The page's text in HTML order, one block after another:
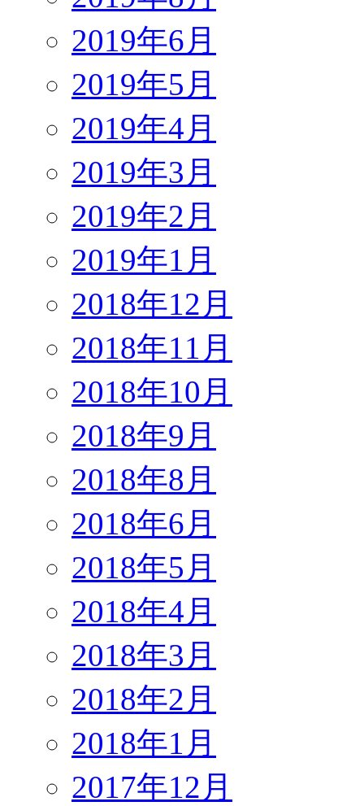
2019年6月
2019年5月
2019年4月
2019年3月
2019年2月
2019年1月
2018年12月
2018年11月
2018年10月
2018年9月
2018年8月
2018年6月
2018年5月
2018年4月
2018年3月
2018年2月
2018年1月
2017年12月